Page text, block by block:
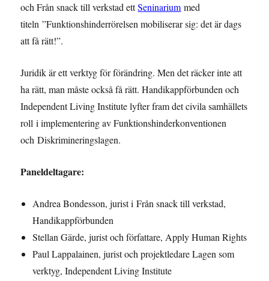
och Från snack till verkstad ettSeninarium med
titeln ”Funktionshinderrörelsen mobiliserar sig: det är dags
att få rätt!”.
Juridik är ett verktyg för förändring. Men det räcker inte att
ha rätt, man måste också få rätt. Handikappförbunden och
Independent Living Institute lyfter fram det civila samhällets
roll i implementering av Funktionshinderkonventionen
och Diskrimineringslagen.
Paneldeltagare:
Andrea Bondesson, jurist i Från snack till verkstad,
Handikappförbunden
Stellan Gärde, jurist och författare, Apply Human Rights
Paul Lappalainen, jurist och projektledare Lagen som
verktyg, Independent Living Institute